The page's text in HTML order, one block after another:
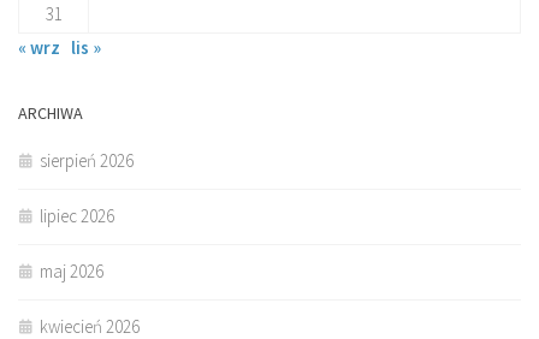
31
« wrz lis »
ARCHIWA
sierpień 2026
lipiec 2026
maj 2026
kwiecień 2026